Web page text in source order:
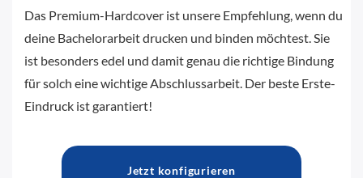
Das Premium-Hardcover ist unsere Empfehlung, wenn du
deine Bachelorarbeit drucken und binden möchtest. Sie
ist besonders edel und damit genau die richtige Bindung
für solch eine wichtige Abschlussarbeit. Der beste Erste-
Eindruck ist garantiert!
Jetzt konfigurieren